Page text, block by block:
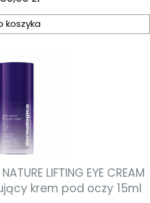
koszyka
LIFTING EYE CREAM
krem pod oczy 15ml